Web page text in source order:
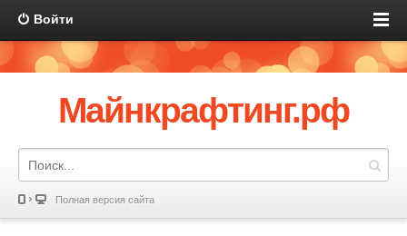
Войти
Майнкрафтинг.рф
Полная версия сайта